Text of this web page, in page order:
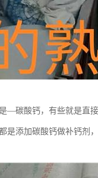
—碳酸钙，有些就是直
是添加碳酸钙做补钙剂